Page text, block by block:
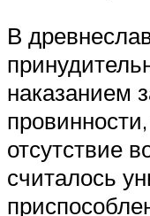
В
наказанием
отсутствие
считалось